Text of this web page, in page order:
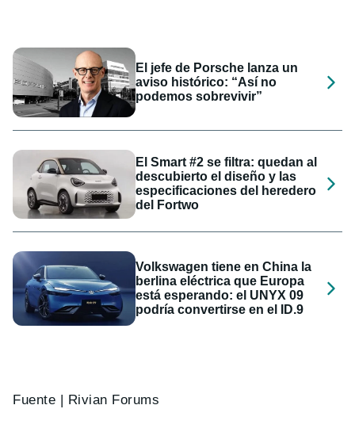
El jefe de Porsche lanza un
aviso histórico: “Así no
podemos sobrevivir”
El Smart #2 se filtra: quedan al
descubierto el diseño y las
especificaciones del heredero
del Fortwo
Volkswagen tiene en China la
berlina eléctrica que Europa
está esperando: el UNYX 09
podría convertirse en el ID.9
Fuente | Rivian Forums